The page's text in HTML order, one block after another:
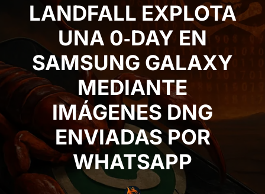
LANDFALL EXPLOTA
UNA 0‑DAY EN
SAMSUNG GALAXY
MEDIANTE
IMÁGENES DNG
ENVIADAS POR
WHATSAPP